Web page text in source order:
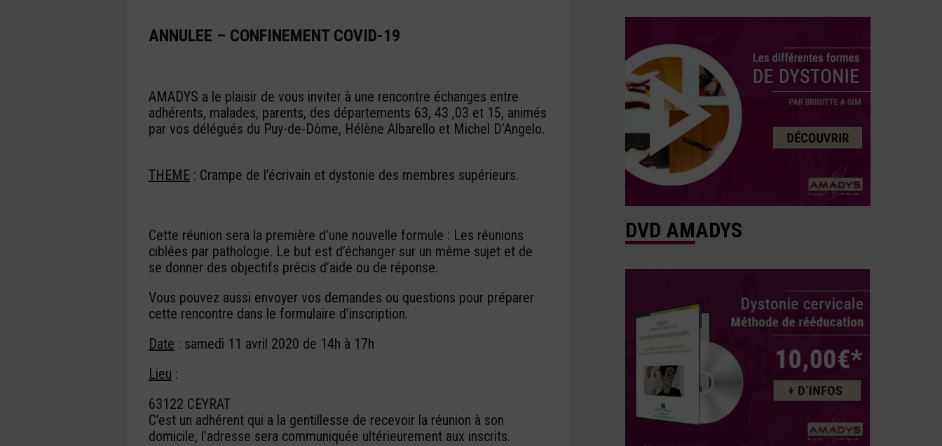
ANNULEE – CONFINEMENT COVID-19
AMADYS a le plaisir de vous inviter à une rencontre échanges entre
adhérents, malades, parents, des départements 63, 43 ,03 et 15, animés
par vos délégués du Puy-de-Dôme, Hélène Albarello et Michel D’Angelo.
THEME : Crampe de l’écrivain et dystonie des membres supérieurs.
Cette réunion sera la première d’une nouvelle formule : Les réunions
ciblées par pathologie. Le but est d’échanger sur un même sujet et de
se donner des objectifs précis d’aide ou de réponse.
Vous pouvez aussi envoyer vos demandes ou questions pour préparer
cette rencontre dans le formulaire d’inscription.
Date : samedi 11 avril 2020 de 14h à 17h
Lieu :
63122 CEYRAT
C’est un adhérent qui a la gentillesse de recevoir la réunion à son
domicile, l’adresse sera communiquée ultérieurement aux inscrits.
DVD AMADYS